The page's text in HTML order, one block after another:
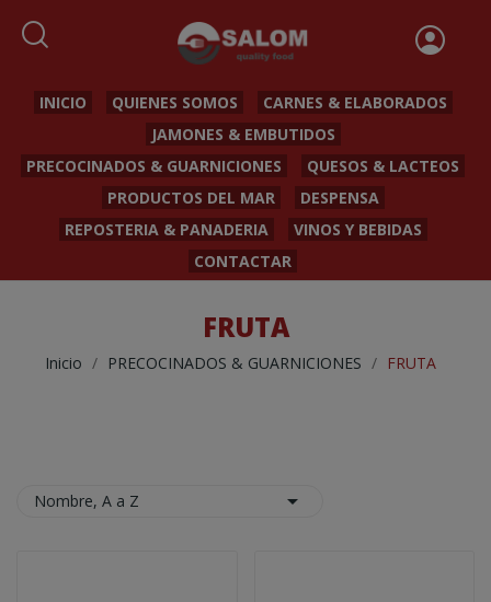
INICIO QUIENES SOMOS
CARNES & ELABORADOS
JAMONES & EMBUTIDOS
PRECOCINADOS & GUARNICIONES
QUESOS & LACTEOS
PRODUCTOS DEL MAR
DESPENSA
REPOSTERIA & PANADERIA
VINOS Y BEBIDAS
CONTACTAR
FRUTA
Inicio PRECOCINADOS & GUARNICIONES FRUTA
Nombre, A a Z 